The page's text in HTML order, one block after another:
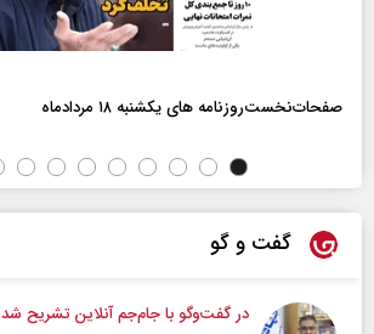
صفحات‌نخست‌روزنامه ها‌ی یکشنبه ۱۸ مردادماه
گفت و گو
در گفت‌و‌گو با جام‌جم آنلاین تشریح شد